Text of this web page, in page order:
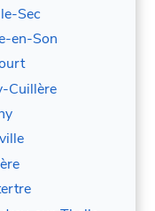
Sec
en-Son
Cuillère